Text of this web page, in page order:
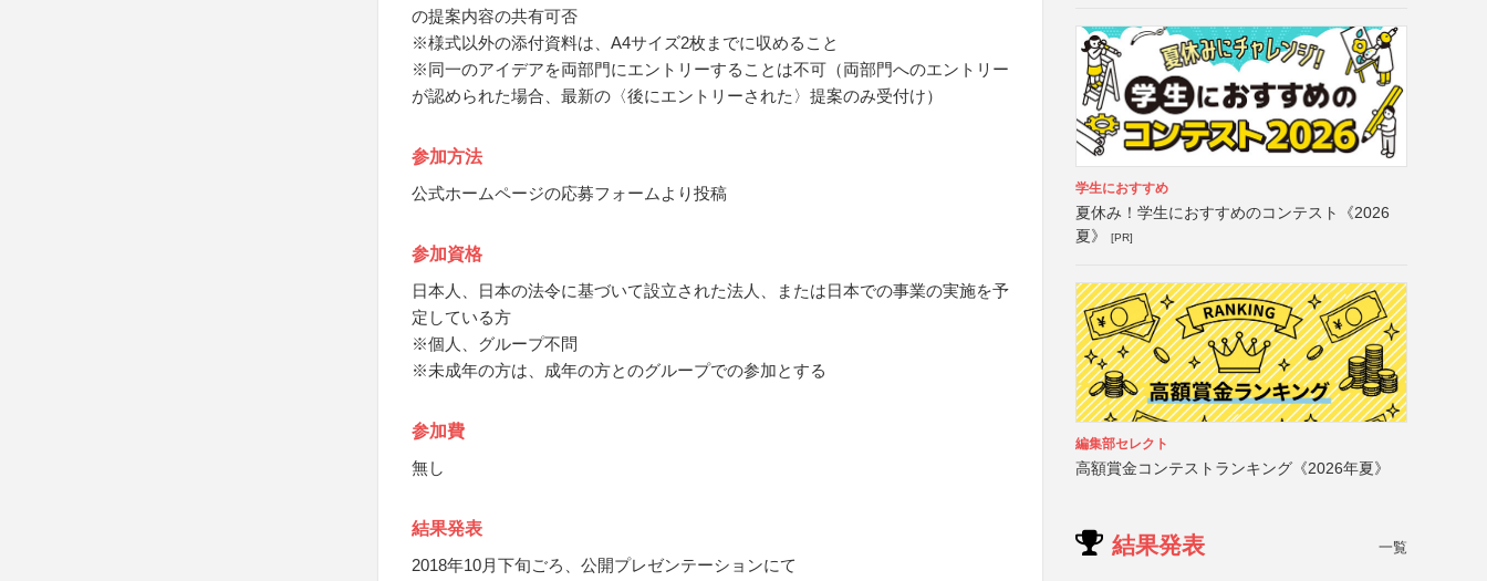
の提案内容の共有可否
※様式以外の添付資料は、A4サイズ2枚までに収めること
※同一のアイデアを両部門にエントリーすることは不可（両部門へのエントリー
が認められた場合、最新の〈後にエントリーされた〉提案のみ受付け）
参加方法
公式ホームページの応募フォームより投稿
参加資格
日本人、日本の法令に基づいて設立された法人、または日本での事業の実施を予
定している方
※個人、グループ不問
※未成年の方は、成年の方とのグループでの参加とする
参加費
無し
結果発表
2018年10月下旬ごろ、公開プレゼンテーションにて
学生におすすめ
夏休み！学生におすすめのコンテスト《2026
夏》
[PR]
編集部セレクト
高額賞金コンテストランキング《2026年夏》
結果発表 一覧